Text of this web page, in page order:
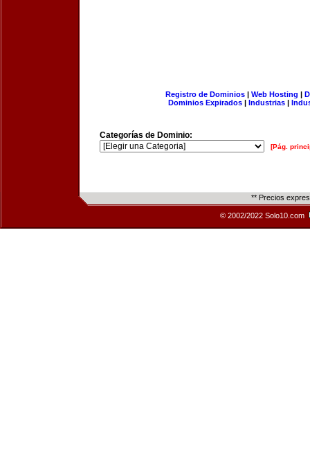
Registro de Dominios| Web Hosting |
Dominios Expirados | Industrias |
Categorías de Dominio:
[Pág.
** Precios
© 2002/2022 Solo10.com